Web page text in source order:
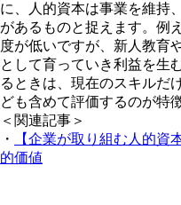
に、人的資本は事業を維持
があるものと捉えます。例
度が低いですが、新人教育
として育っていき利益を生
るときは、現在のスキルだ
ども含めて評価するのが特
＜関連記事＞
・
【企業が取り組む人的資
的価値